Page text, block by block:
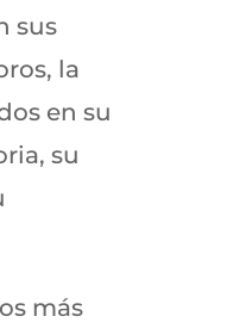
sus
la
en su
su
más